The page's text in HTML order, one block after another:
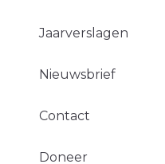
Jaarverslagen
Nieuwsbrief
Contact
Doneer